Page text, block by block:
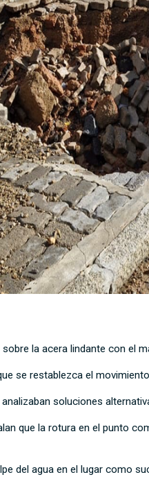
la acera lindante con el
se restablezca el
soluciones
que la rotura en el punto
del agua en el lugar como